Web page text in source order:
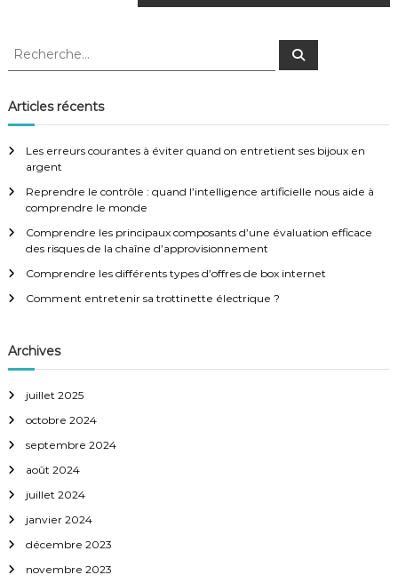
v
g
a
t
i
o
d
e
l
’
a
r
R
h
e
c
e
:
R
c
e
r
Articles récents
Les erreurs courantes à éviter quand on entretient ses bijoux en
argent
Reprendre le contrôle : quand l’intelligence artificielle nous aide à
comprendre le monde
Comprendre les principaux composants d’une évaluation efficace
des risques de la chaîne d’approvisionnement
Comprendre les différents types d’offres de box internet
Comment entretenir sa trottinette électrique ?
Archives
juillet 2025
octobre 2024
septembre 2024
août 2024
juillet 2024
janvier 2024
décembre 2023
novembre 2023